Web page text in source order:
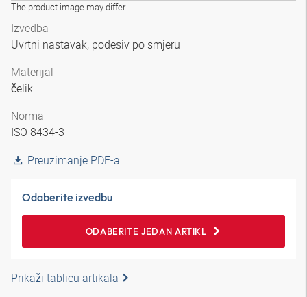
The product image may differ
Izvedba
Uvrtni nastavak, podesiv po smjeru
Materijal
čelik
Norma
ISO 8434-3
Preuzimanje PDF-a
Odaberite izvedbu
ODABERITE JEDAN ARTIKL
Prikaži tablicu artikala